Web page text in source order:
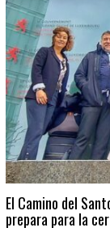
El Camino del
prepara para la